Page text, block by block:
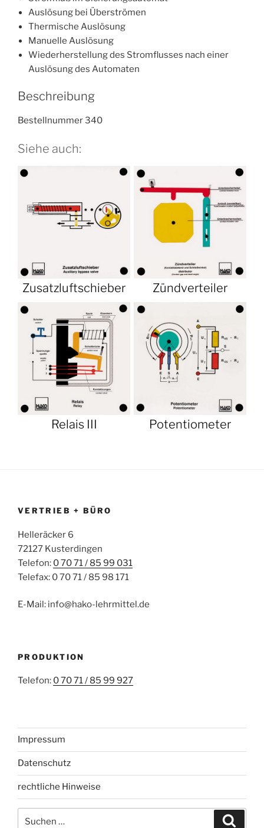
Auslösung bei Überströmen
Thermische Auslösung
Manuelle Auslösung
Wiederherstellung des Stromflusses nach einer
Auslösung des Automaten
Beschreibung
Bestellnummer 340
Siehe auch:
Zusatzluftschieber Zündverteiler
Relais III Potentiometer
VERTRIEB + BÜRO
Helleräcker 6
72127 Kusterdingen
Telefon: 0 70 71 / 85 99 031
Telefax: 0 70 71 / 85 98 171
E-Mail: info@hako-lehrmittel.de
PRODUKTION
Telefon: 0 70 71 / 85 99 927
Impressum
Datenschutz
rechtliche Hinweise